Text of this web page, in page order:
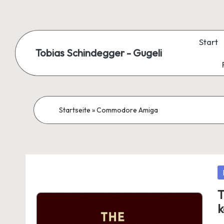
content
Tobias Schindegger - Gugeli
Start
Startseite »Commodore Amiga